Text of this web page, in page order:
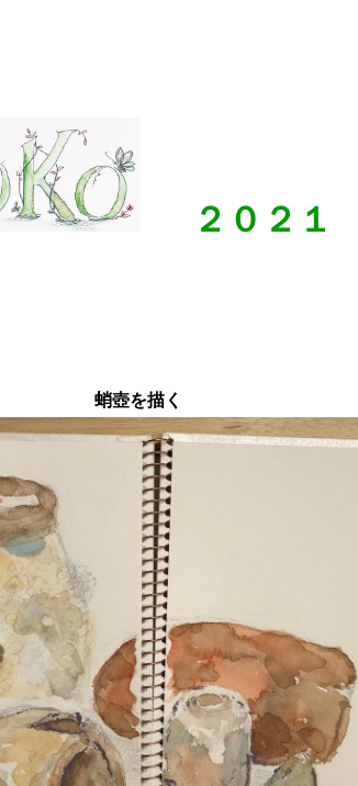
２０２１
蛸壺を描く